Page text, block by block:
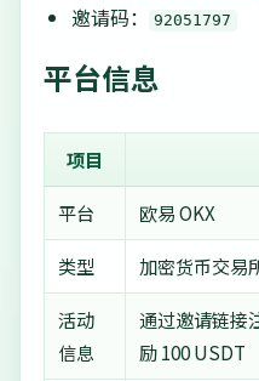
邀请码：
92051797
平台信息
项目
平台
欧易 OKX
类型
加密货币交易
活动
信息
通过邀请链接
励 100 USDT